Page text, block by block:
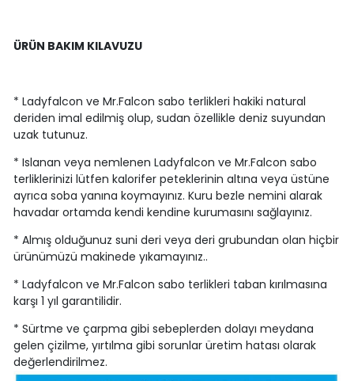
ÜRÜN BAKIM KILAVUZU
* Ladyfalcon ve Mr.Falcon sabo terlikleri hakiki natural
deriden imal edilmiş olup, sudan özellikle deniz suyundan
uzak tutunuz.
* Islanan veya nemlenen Ladyfalcon ve Mr.Falcon sabo
terliklerinizi lütfen kalorifer peteklerinin altına veya üstüne
ayrıca soba yanına koymayınız. Kuru bezle nemini alarak
havadar ortamda kendi kendine kurumasını sağlayınız.
* Almış olduğunuz suni deri veya deri grubundan olan hiçbir
ürünümüzü makinede yıkamayınız..
* Ladyfalcon ve Mr.Falcon sabo terlikleri taban kırılmasına
karşı 1 yıl garantilidir.
* Sürtme ve çarpma gibi sebeplerden dolayı meydana
gelen çizilme, yırtılma gibi sorunlar üretim hatası olarak
değerlendirilmez.